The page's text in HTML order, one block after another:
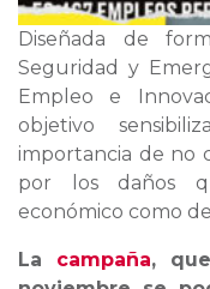
Diseñada de
Seguridad y
Empleo e
objetivo
importancia de no
por los daños
económico como
La campaña,